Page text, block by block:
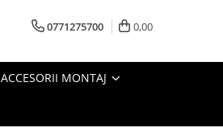
0771275700 0,00
ACCESORII MONTAJ